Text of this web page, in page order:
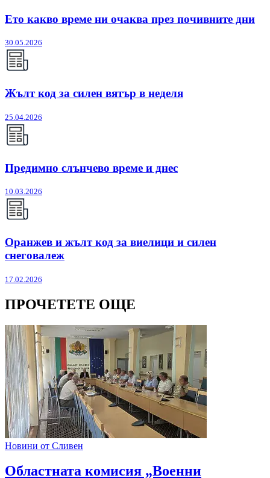
Ето какво време ни очаква през почивните дни
30.05.2026
Жълт код за силен вятър в неделя
25.04.2026
Предимно слънчево време и днес
10.03.2026
Оранжев и жълт код за виелици и силен
снеговалеж
17.02.2026
ПРОЧЕТЕТЕ ОЩЕ
Новини от Сливен
Областната комисия „Военни